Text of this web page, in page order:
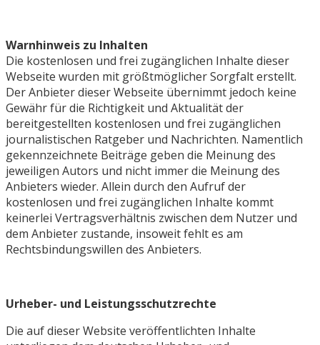
Warnhinweis zu Inhalten
Die kostenlosen und frei zugänglichen Inhalte dieser
Webseite wurden mit größtmöglicher Sorgfalt erstellt.
Der Anbieter dieser Webseite übernimmt jedoch keine
Gewähr für die Richtigkeit und Aktualität der
bereitgestellten kostenlosen und frei zugänglichen
journalistischen Ratgeber und Nachrichten. Namentlich
gekennzeichnete Beiträge geben die Meinung des
jeweiligen Autors und nicht immer die Meinung des
Anbieters wieder. Allein durch den Aufruf der
kostenlosen und frei zugänglichen Inhalte kommt
keinerlei Vertragsverhältnis zwischen dem Nutzer und
dem Anbieter zustande, insoweit fehlt es am
Rechtsbindungswillen des Anbieters.
Urheber- und Leistungsschutzrechte
Die auf dieser Website veröffentlichten Inhalte